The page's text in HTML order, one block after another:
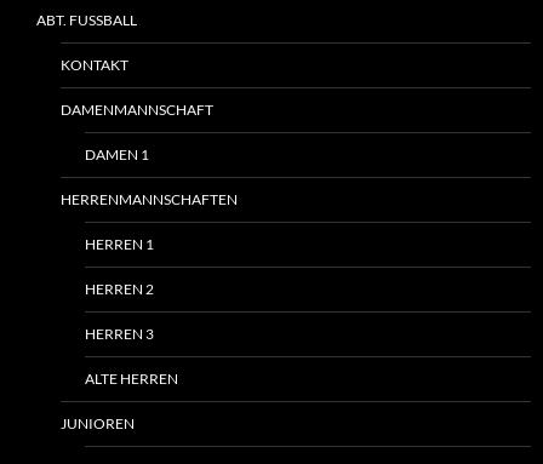
ABT. FUSSBALL
KONTAKT
DAMENMANNSCHAFT
DAMEN 1
HERRENMANNSCHAFTEN
HERREN 1
HERREN 2
HERREN 3
ALTE HERREN
JUNIOREN